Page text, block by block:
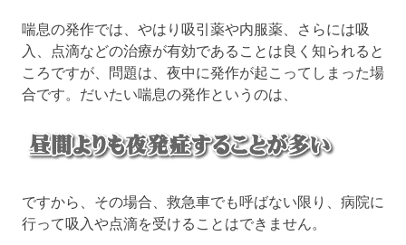
喘息の発作では、やはり吸引薬や内服薬、さらには吸
入、点滴などの治療が有効であることは良く知られると
ころですが、問題は、夜中に発作が起こってしまった場
合です。だいたい喘息の発作というのは、
ですから、その場合、救急車でも呼ばない限り、病院に
行って吸入や点滴を受けることはできません。